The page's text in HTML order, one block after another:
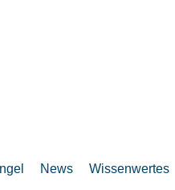
News Wissenwertes